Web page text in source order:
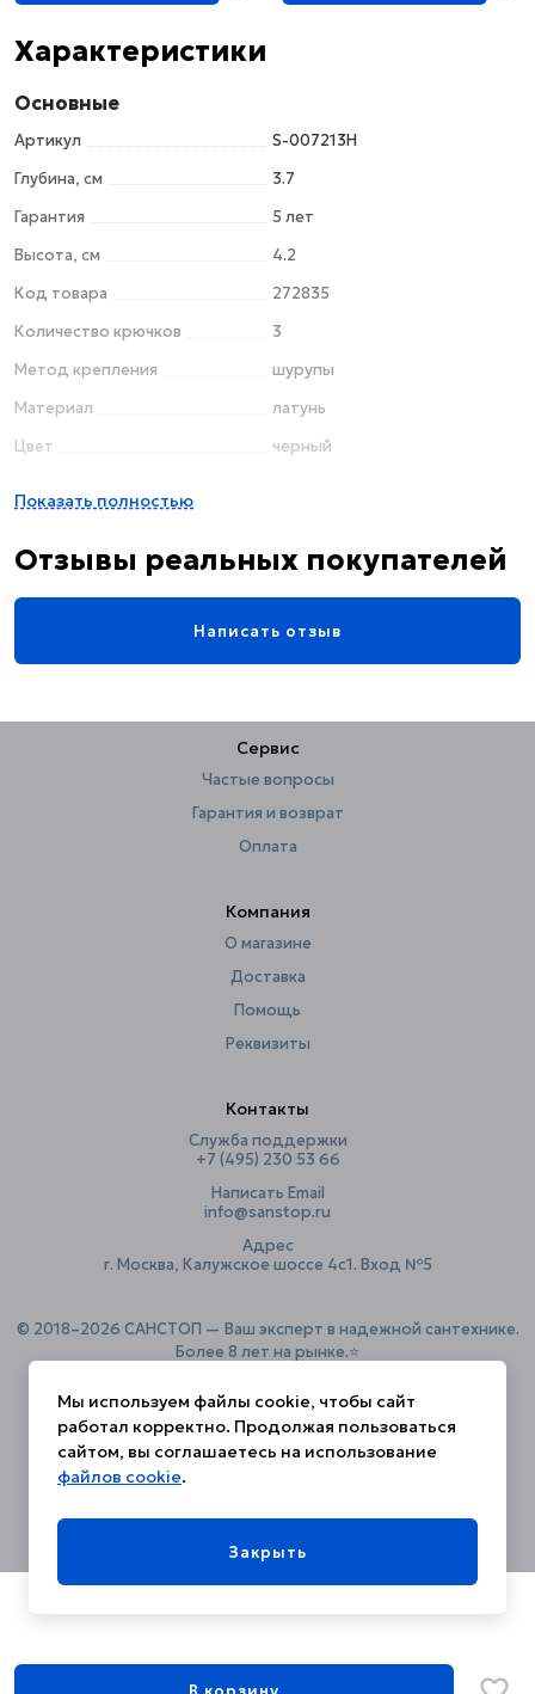
Характеристики
Основные
Артикул
S-007213H
Глубина, см
3.7
Гарантия
5 лет
Высота, см
4.2
Код товара
272835
Количество крючков
3
Метод крепления
шурупы
Материал
латунь
Цвет
черный
Страна
Китай
Форма
округлая
24.5
Показать полностью
Отзывы реальных покупателей
Написать отзыв
Сервис
Частые вопросы
Гарантия и возврат
Оплата
Компания
О магазине
Доставка
Помощь
Реквизиты
Контакты
Служба поддержки
+7 (495) 230 53 66
Написать Email
info@sanstop.ru
Адрес
г. Москва, Калужское шоссе 4с1. Вход №5
© 2018–2026 САНСТОП — Ваш эксперт в надежной сантехнике.
Более 8 лет на рынке.⭐️
Политика конфиденциальности
Мы используем файлы cookie, чтобы сайт
работал корректно. Продолжая пользоваться
сайтом, вы соглашаетесь на использование
файлов cookie.
Закрыть